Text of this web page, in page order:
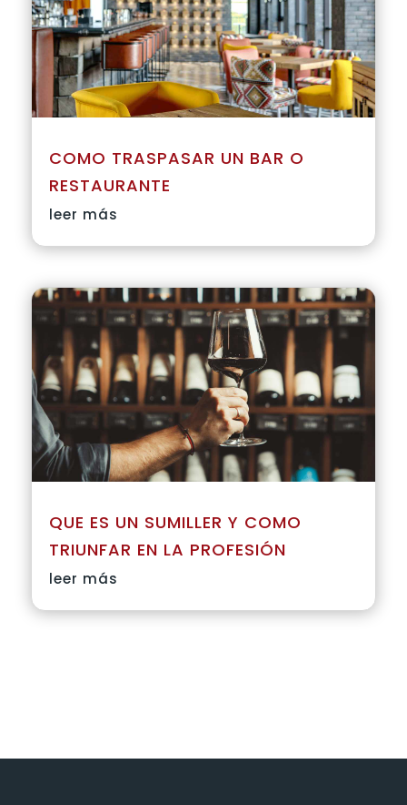
COMO TRASPASAR UN BAR O
RESTAURANTE
leer más
QUE ES UN SUMILLER Y COMO
TRIUNFAR EN LA PROFESIÓN
leer más